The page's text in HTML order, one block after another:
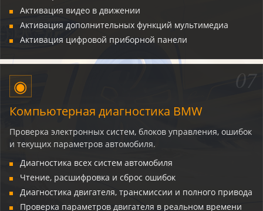
Активация видео в движении
Активация дополнительных функций мультимедиа
Активация цифровой приборной панели
07
◉
Компьютерная диагностика BMW
Проверка электронных систем, блоков управления, ошибок
и текущих параметров автомобиля.
Диагностика всех систем автомобиля
Чтение, расшифровка и сброс ошибок
Диагностика двигателя, трансмиссии и полного привода
Проверка параметров двигателя в реальном времени